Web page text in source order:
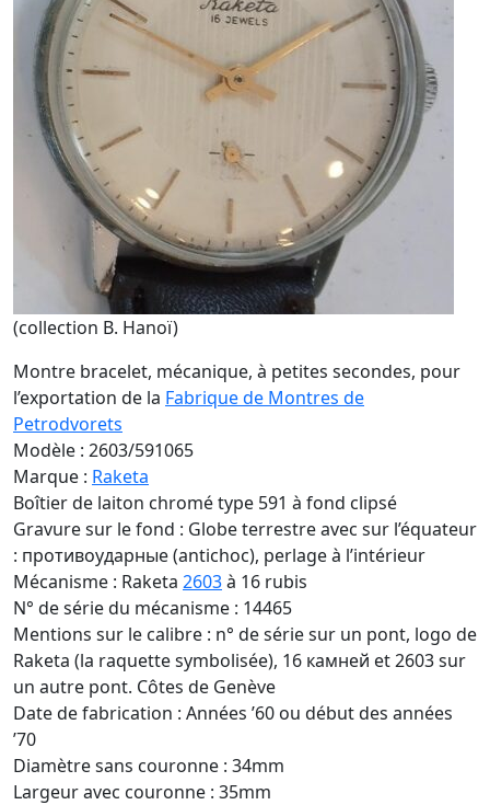
(collection B. Hanoï)
Montre bracelet, mécanique, à petites secondes, pour
l’exportation de la Fabrique de Montres de
Petrodvorets
Modèle : 2603/591065
Marque : Raketa
Boîtier de laiton chromé type 591 à fond clipsé
Gravure sur le fond : Globe terrestre avec sur l’équateur
: противоударные (antichoc), perlage à l’intérieur
Mécanisme : Raketa 2603à 16 rubis
N° de série du mécanisme : 14465
Mentions sur le calibre : n° de série sur un pont, logo de
Raketa (la raquette symbolisée), 16 камней et 2603 sur
un autre pont. Côtes de Genève
Date de fabrication : Années ’60 ou début des années
’70
Diamètre sans couronne : 34mm
Largeur avec couronne : 35mm